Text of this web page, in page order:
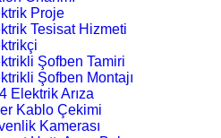
Proje
Tesisat Hizmeti
Şofben Tamiri
Şofben Montajı
Elektrik Arıza
Kablo Çekimi
Kamerası